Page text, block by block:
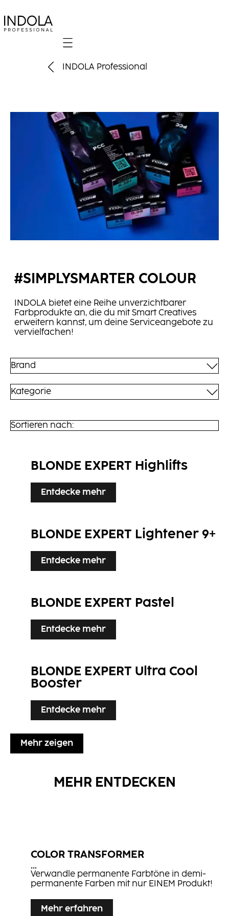
Mobile navigation
INDOLA Professional
#SIMPLYSMARTER COLOUR
INDOLA bietet eine Reihe unverzichtbarer
Farbprodukte an, die du mit Smart Creatives
erweitern kannst, um deine Serviceangebote zu
vervielfachen!
Brand
Kategorie
Sortieren nach:
BLONDE EXPERT Highlifts
Entdecke mehr
BLONDE EXPERT Lightener 9+
Entdecke mehr
BLONDE EXPERT Pastel
Entdecke mehr
BLONDE EXPERT Ultra Cool
Booster
Entdecke mehr
Mehr zeigen
MEHR ENTDECKEN
COLOR TRANS­FORMER
...
Verwandle permanente Farbtöne in demi-
permanente Farben mit nur EINEM Produkt!
Mehr erfahren